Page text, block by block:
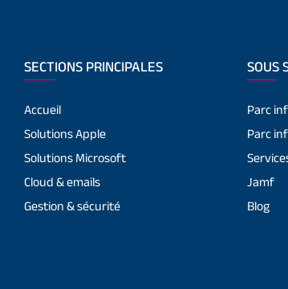
SECTIONS PRINCIPALES
Accueil
Solutions Apple
Solutions Microsoft
Cloud & emails
Gestion & sécurité
SOUS
Parc
Parc
Jamf
Blog